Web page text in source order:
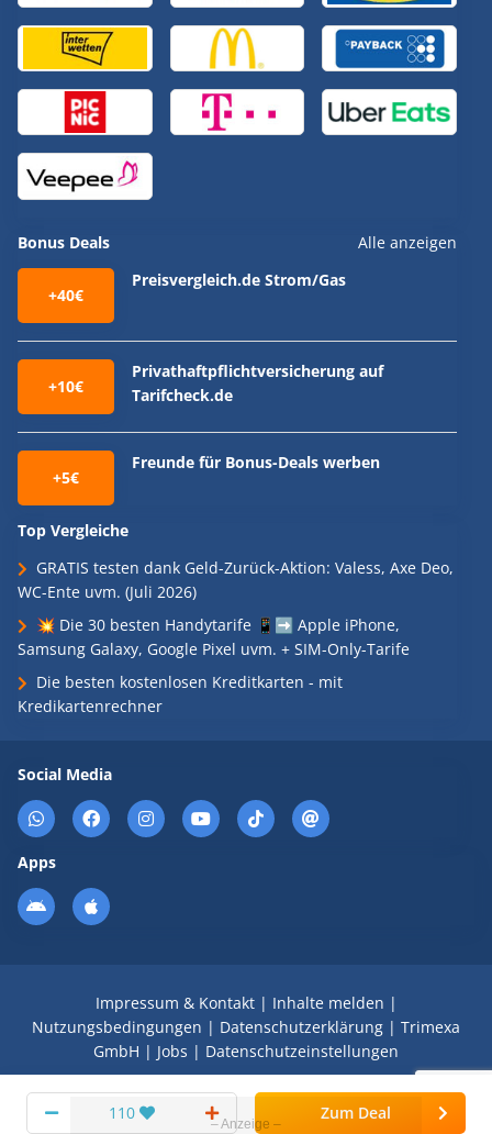
110 Zum Deal
Bonus Deals Alle anzeigen
+40€
Preisvergleich.de Strom/Gas
+10€
Privathaftpflichtversicherung auf
Tarifcheck.de
+5€
Freunde für Bonus-Deals werben
Top Vergleiche
GRATIS testen dank Geld-Zurück-Aktion: Valess, Axe Deo,
WC-Ente uvm. (Juli 2026)
💥 Die 30 besten Handytarife 📱➡️ Apple iPhone,
Samsung Galaxy, Google Pixel uvm. + SIM-Only-Tarife
Die besten kostenlosen Kreditkarten - mit
Kredikartenrechner
Social Media
Apps
Impressum & Kontakt| Inhalte melden |
Nutzungsbedingungen | Datenschutzerklärung | Trimexa
GmbH | Jobs | Datenschutzeinstellungen
© 2008 - 2026 Schnäppchen Blog mit Doktortitel -
DealDoktor.de